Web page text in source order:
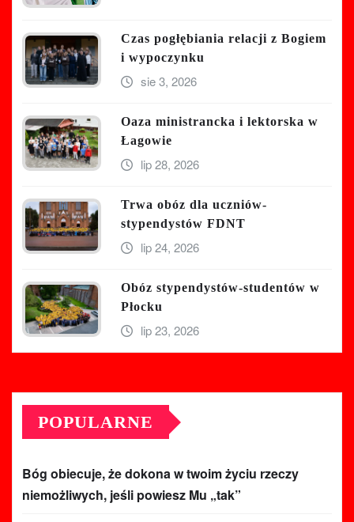
Czas pogłębiania relacji z Bogiem
i wypoczynku
sie 3, 2026
Oaza ministrancka i lektorska w
Łagowie
lip 28, 2026
Trwa obóz dla uczniów-
stypendystów FDNT
lip 24, 2026
Obóz stypendystów-studentów w
Płocku
lip 23, 2026
POPULARNE
Bóg obiecuje, że dokona w twoim życiu rzeczy
niemożliwych, jeśli powiesz Mu „tak”